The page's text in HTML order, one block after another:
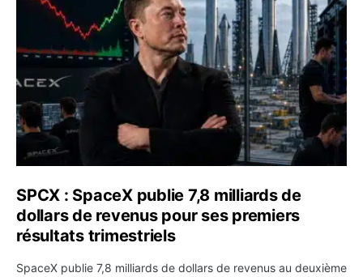
SPCX : SpaceX publie 7,8 milliards de
dollars de revenus pour ses premiers
résultats trimestriels
SpaceX publie 7,8 milliards de dollars de revenus au deuxième